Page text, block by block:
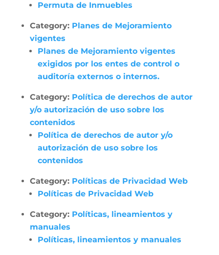
Permuta de Inmuebles
Category: Planes de Mejoramiento
vigentes
Planes de Mejoramiento vigentes
exigidos por los entes de control o
auditoría externos o internos.
Category: Política de derechos de autor
y/o autorización de uso sobre los
contenidos
Política de derechos de autor y/o
autorización de uso sobre los
contenidos
Category: Políticas de Privacidad Web
Políticas de Privacidad Web
Category: Políticas, lineamientos y
manuales
Políticas, lineamientos y manuales